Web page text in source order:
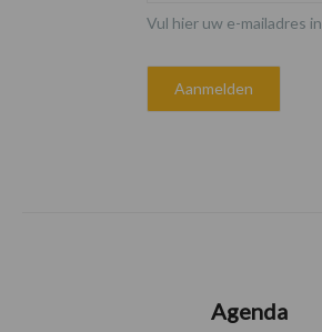
Vul hier uw e-mailadres in
Agenda